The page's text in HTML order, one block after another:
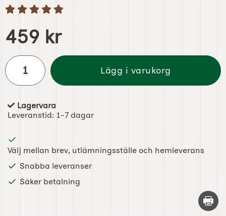
Handla denna produkt Förvaringsburk för frö - vit
pris
459 kr
antal
Lägg i varukorg
Tillgänglighet:
Lagervara
Leveranstid: 1-7 dagar
Välj mellan brev, utlämningsställe och hemleverans
Snabba leveranser
Säker betalning
Skriv